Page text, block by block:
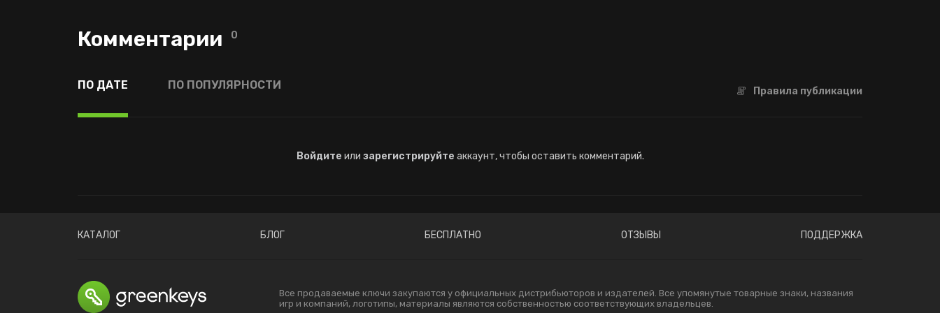
Комментарии 0
ПО ДАТЕ ПО ПОПУЛЯРНОСТИ Правила публикации
Войдите или зарегистрируйте аккаунт, чтобы оставить комментарий.
КАТАЛОГ БЛОГ БЕСПЛАТНО ОТЗЫВЫ ПОДДЕРЖКА
Все продаваемые ключи закупаются у официальных дистрибьюторов и издателей. Все упомянутые товарные знаки, названия
игр и компаний, логотипы, материалы являются собственностью соответствующих владельцев.